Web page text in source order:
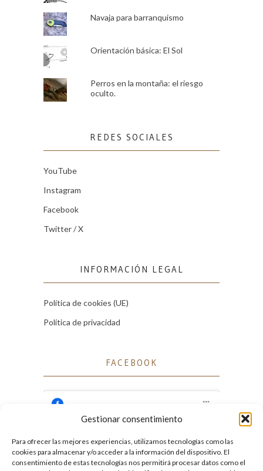
Gestionar consentimiento
Para ofrecer las mejores experiencias, utilizamos tecnologías como las
cookies para almacenar y/o acceder a la información del dispositivo. El
consentimiento de estas tecnologías nos permitirá procesar datos como el
Navaja para barranquismo
Orientación básica: El Sol
Perros en la montaña: el riesgo
oculto.
REDES SOCIALES
YouTube
Instagram
Facebook
Twitter / X
INFORMACIÓN LEGAL
Política de cookies (UE)
Política de privacidad
FACEBOOK
Facebook
Haz clic para aceptar cookies de marketing
y permitir este contenido